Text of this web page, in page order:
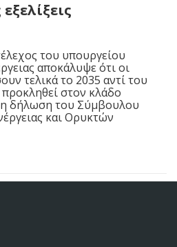
του υπουργείου
αποκάλυψε ότι οι
τελικά το 2035 αντί του
στον κλάδο
δήλωση του Σύμβουλου
και Ορυκτών